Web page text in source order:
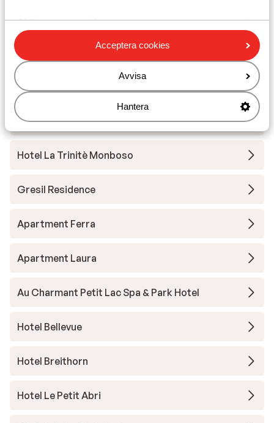
Acceptera cookies
Avvisa
Hantera
Andra boenden i Monterosa
Residence Maison Fosson
Residence dei Walser
Hotel La Trinitè Monboso
Gresil Residence
Apartment Ferra
Apartment Laura
Au Charmant Petit Lac Spa & Park Hotel
Hotel Bellevue
Hotel Breithorn
Hotel Le Petit Abri